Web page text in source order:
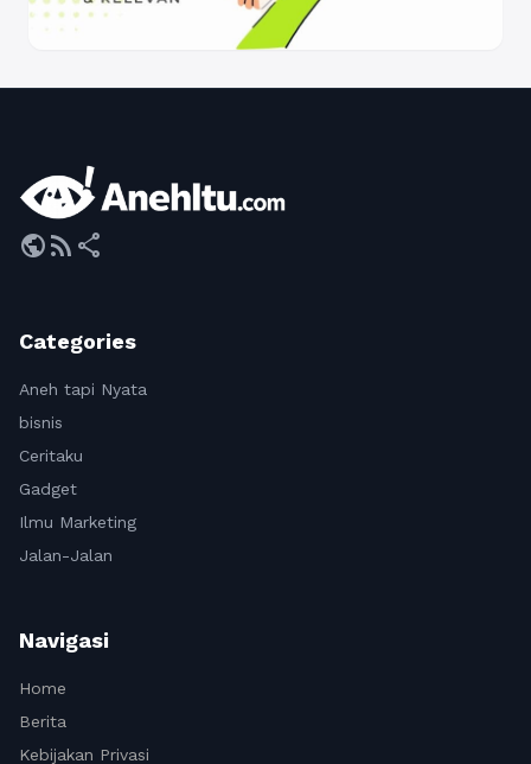
publicrss_feed share
Categories
Aneh tapi Nyata
bisnis
Ceritaku
Gadget
Ilmu Marketing
Jalan-Jalan
Navigasi
Home
Berita
Kebijakan Privasi